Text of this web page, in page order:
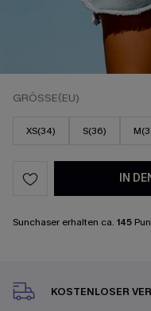
GRÖSSE(EU)
XS(34) S(36)
IN
Sunchaser erhalten ca. 145
KOSTENLOSER